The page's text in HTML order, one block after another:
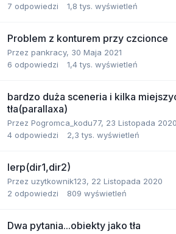
7 odpowiedzi 1,8 tys. wyświetleń
Problem z konturem przy czcionce
Przez pankracy, 30 Maja 2021
6 odpowiedzi 1,4 tys. wyświetleń
bardzo duża sceneria i kilka
tła(parallaxa)
Przez Pogromca_kodu77, 23 Listopada 2020
4 odpowiedzi 2,3 tys. wyświetleń
lerp(dir1,dir2)
Przez uzytkownik123, 22 Listopada 2020
2 odpowiedzi 809 wyświetleń
Dwa pytania...obiekty jako tła